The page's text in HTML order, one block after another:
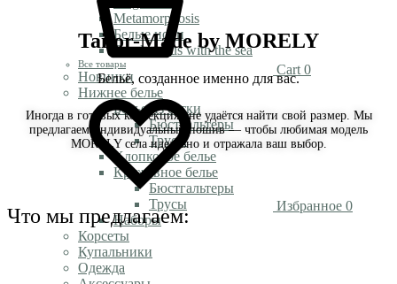
Metamorphosis
Белые ночи
Rendezvous with the sea
Все товары
Новинки
Нижнее белье
Белье из сетки
Бюстгальтеры
Трусы
Хлопковое белье
Кружевное белье
Бюстгальтеры
Трусы
Наборы
Корсеты
Купальники
Одежда
Cart 0
Избранное 0
Tailor-Made by MORELY
Бельё, созданное именно для вас.
Иногда в готовых коллекциях не удаётся найти свой размер. Мы
предлагаем индивидуальный пошив — чтобы любимая модель
MORELY села идеально и отражала ваш выбор.
Что мы предлагаем: